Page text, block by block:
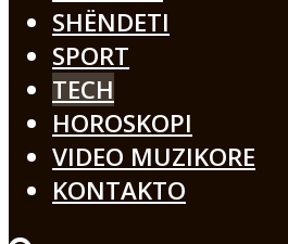
SHËNDETI
SPORT
TECH
HOROSKOPI
VIDEO MUZIKORE
KONTAKTO